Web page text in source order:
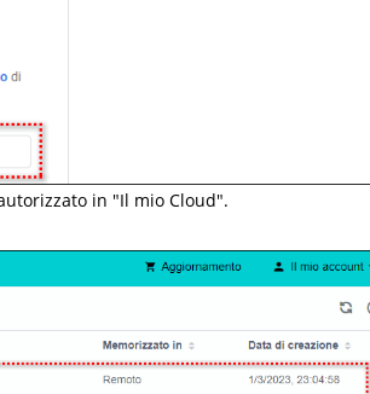
in "Il mio Cloud".